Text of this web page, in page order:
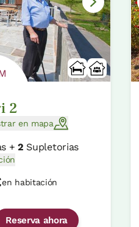
2
en mapa
+2 Supletorias
en habitación
Reserva ahora